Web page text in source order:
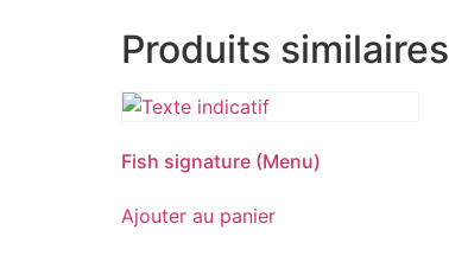
Produits similaires
Fish signature (Menu)
Ajouter au panier